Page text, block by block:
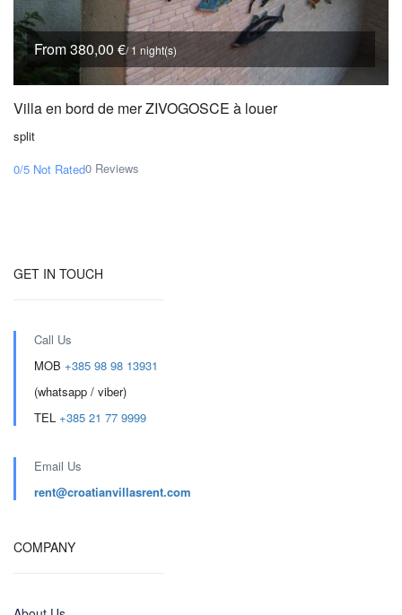
From 380,00 €/ 1 night(s)
Villa en bord de mer ZIVOGOSCE à louer
split
0/5 Not Rated0 Reviews
GET IN TOUCH
Call Us
MOB +385 98 98 13931
(whatsapp / viber)
TEL +385 21 77 9999
Email Us
rent@croatianvillasrent.com
COMPANY